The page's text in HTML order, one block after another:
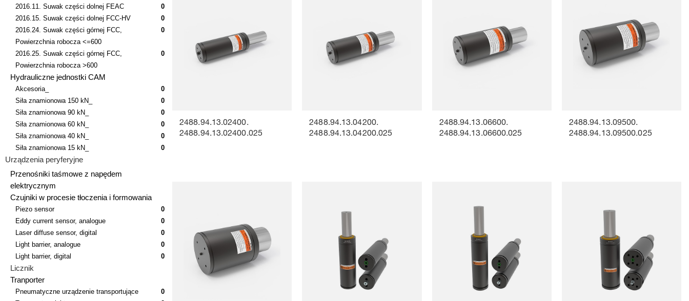
2016.11. Suwak części dolnej FEAC
0
2016.15. Suwak części dolnej FCC-HV
0
2016.24. Suwak części górnej FCC,
Powierzchnia robocza <=600
0
2016.25. Suwak części górnej FCC,
Powierzchnia robocza >600
0
Hydrauliczne jednostki CAM
Akcesoria_
0
Siła znamionowa 150 kN_
0
Siła znamionowa 90 kN_
0
Siła znamionowa 60 kN_
0
Siła znamionowa 40 kN_
0
Siła znamionowa 15 kN_
0
Urządzenia peryferyjne
Przenośniki taśmowe z napędem
elektrycznym
Czujniki w procesie tłoczenia i formowania
Piezo sensor
0
Eddy current sensor, analogue
0
Laser diffuse sensor, digital
0
Light barrier, analogue
0
Light barrier, digital
0
Licznik
Tranporter
Pneumatyczne urządzenie transportujące
0
2488.94.13.02400.
2488.94.13.02400.025
2488.94.13.04200.
2488.94.13.04200.025
2488.94.13.06600.
2488.94.13.06600.025
2488.94.13.09500.
2488.94.13.09500.025